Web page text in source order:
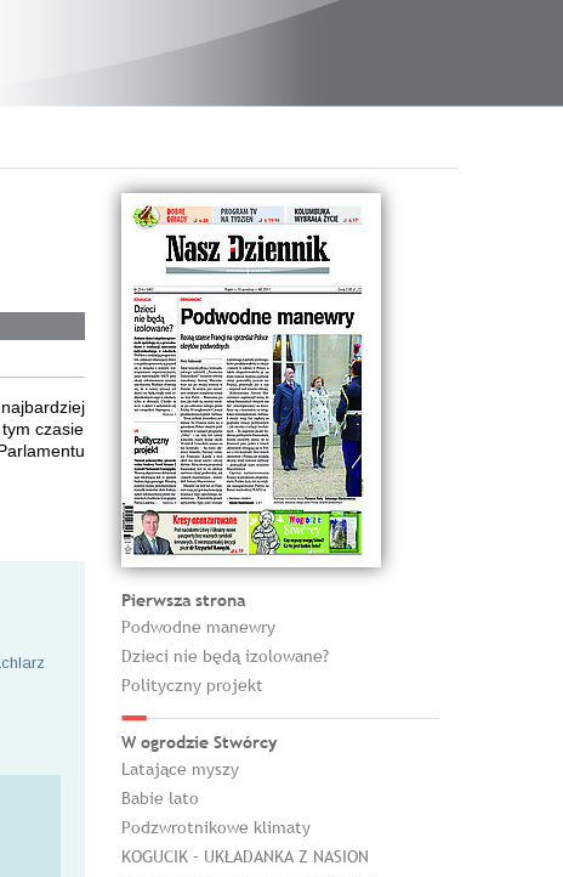
czasie
Pierwsza strona
Podwodne manewry
Dzieci nie będą izolowane?
Polityczny projekt
W ogrodzie Stwórcy
Latające myszy
Babie lato
Podzwrotnikowe klimaty
KOGUCIK – UKŁADANKA Z NASION